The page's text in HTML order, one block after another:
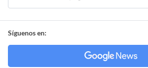
Síguenos en: